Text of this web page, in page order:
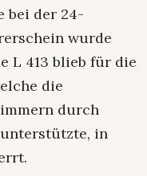
bei der 24-
wurde
L 413 blieb für die
die
durch
in